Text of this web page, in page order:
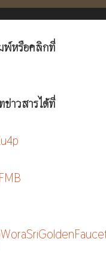
พ์หรือคลิกที่
าวสารได้ที่